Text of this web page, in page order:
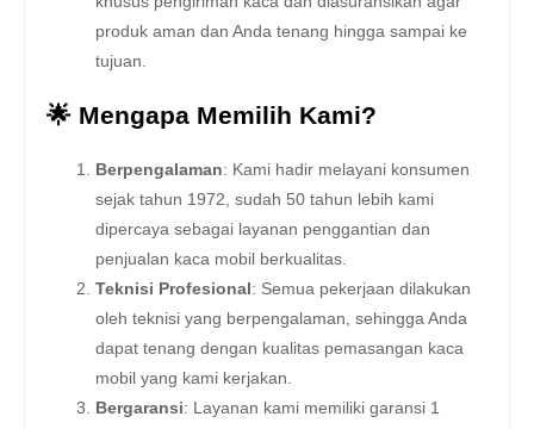
produk aman dan Anda tenang hingga sampai ke
tujuan.
🌟 Mengapa Memilih Kami?
Berpengalaman: Kami hadir melayani konsumen
sejak tahun 1972, sudah 50 tahun lebih kami
dipercaya sebagai layanan penggantian dan
penjualan kaca mobil berkualitas.
Teknisi Profesional : Semua pekerjaan dilakukan
oleh teknisi yang berpengalaman, sehingga Anda
dapat tenang dengan kualitas pemasangan kaca
mobil yang kami kerjakan.
Bergaransi: Layanan kami memiliki garansi 1